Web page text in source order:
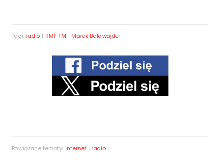
Tagi: radio | RMF FM | Marek Balawajder
Powiązane tematy: internet | radio